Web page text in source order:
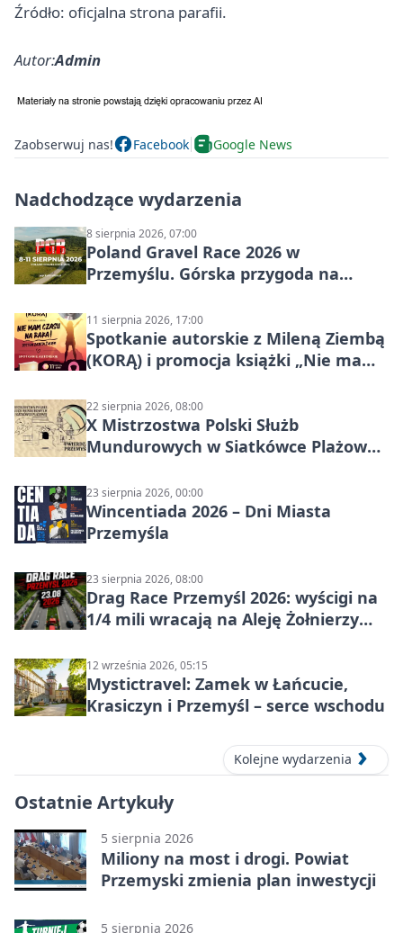
Źródło: oficjalna strona parafii.
Autor:Admin
Zaobserwuj nas! Facebook Google News
Nadchodzące wydarzenia
8 sierpnia 2026, 07:00
Poland Gravel Race 2026 w
Przemyślu. Górska przygoda na
11 sierpnia 2026, 17:00
Spotkanie autorskie z Mileną Ziembą
(KORĄ) i promocja książki „Nie mam
22 sierpnia 2026, 08:00
X Mistrzostwa Polski Służb
Mundurowych w Siatkówce Plażowej
23 sierpnia 2026, 00:00
Wincentiada 2026 – Dni Miasta
Przemyśla
23 sierpnia 2026, 08:00
Drag Race Przemyśl 2026: wyścigi na
1/4 mili wracają na Aleję Żołnierzy
12 września 2026, 05:15
Mystictravel: Zamek w Łańcucie,
Krasiczyn i Przemyśl – serce wschodu
Kolejne wydarzenia
Ostatnie Artykuły
5 sierpnia 2026
Miliony na most i drogi. Powiat
Przemyski zmienia plan inwestycji
5 sierpnia 2026